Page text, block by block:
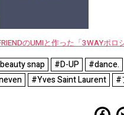
のUMIと作った「3WAYポロ
snap #D-UP #dance.
#Yves Saint Laurent #